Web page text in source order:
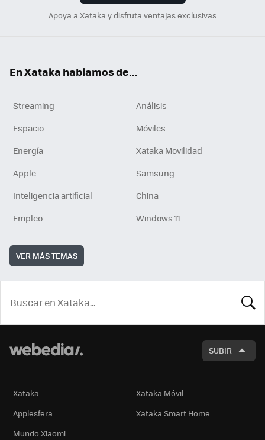
Apoya a Xataka y disfruta ventajas exclusivas
En Xataka hablamos de...
Streaming
Análisis
Espacio
Móviles
Energía
Xataka Movilidad
Apple
Samsung
Inteligencia artificial
China
Empleo
Windows 11
VER MÁS TEMAS
SUBIR
Xataka
Xataka Móvil
Applesfera
Xataka Smart Home
Mundo Xiaomi